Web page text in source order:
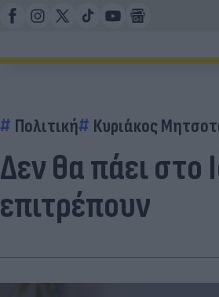
Πολιτική Κυριάκος
Δεν θα πάει
επιτρέπουν